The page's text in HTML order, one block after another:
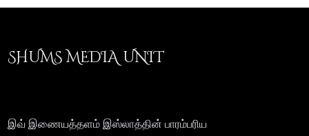
SHUMS MEDIA UNIT
இவ் இணையத்தளம் இஸ்லாத்தின் பாரம்பரிய